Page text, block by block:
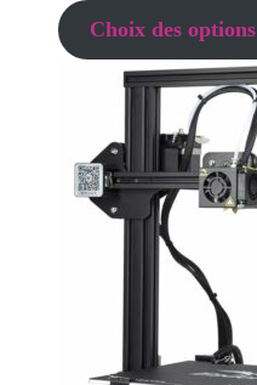
Choix des options